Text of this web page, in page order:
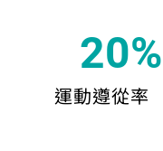
20%
運動遵從率